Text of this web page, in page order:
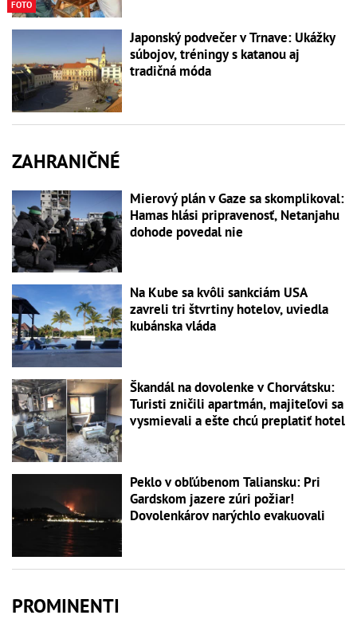
FOTO
Japonský podvečer v Trnave: Ukážky
súbojov, tréningy s katanou aj
tradičná móda
ZAHRANIČNÉ
Mierový plán v Gaze sa skomplikoval:
Hamas hlási pripravenosť, Netanjahu
dohode povedal nie
Na Kube sa kvôli sankciám USA
zavreli tri štvrtiny hotelov, uviedla
kubánska vláda
Škandál na dovolenke v Chorvátsku:
Turisti zničili apartmán, majiteľovi sa
vysmievali a ešte chcú preplatiť hotel
Peklo v obľúbenom Taliansku: Pri
Gardskom jazere zúri požiar!
Dovolenkárov narýchlo evakuovali
PROMINENTI